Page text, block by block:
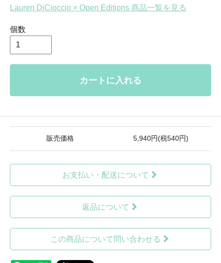
Lauren DiCioccio × Open Editions 商品一覧を見る
個数
カートに入れる
販売価格 5,940円(税540円)
お支払い・配送について
返品について
この商品について問い合わせる